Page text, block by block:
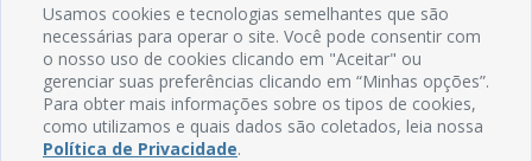
Expediente: Segunda à Sexta, das 08h às 13h
Mapa do Site
Perguntas frequentes
Manual de Navegação
Usamos cookies e tecnologias semelhantes que são
necessárias para operar o site. Você pode consentir com
o nosso uso de cookies clicando em "Aceitar" ou
gerenciar suas preferências clicando em “Minhas opções”.
Para obter mais informações sobre os tipos de cookies,
como utilizamos e quais dados são coletados, leia nossa
Política de Privacidade.